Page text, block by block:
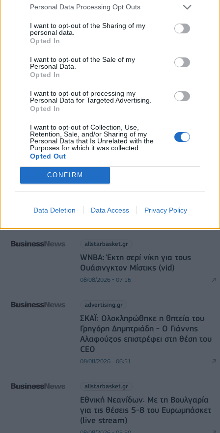
Personal Data Processing Opt Outs
I want to opt-out of the Sharing of my
personal data.
Opted In
I want to opt-out of the Sale of my
Personal Data.
Opted In
I want to opt-out of processing my
Personal Data for Targeted Advertising.
Opted In
I want to opt-out of Collection, Use,
Retention, Sale, and/or Sharing of my
Personal Data that Is Unrelated with the
Purposes for which it was collected.
Opted Out
CONFIRM
Data Deletion Data Access Privacy Policy
Χρηματιστήριο: Στις 2.618,95 μονάδες ο Γενικός
07/08/2026 - 13:07
των Ευρωπαίων ταξιδιωτών
07/08/2026 - 10:56
Χρηματιστήριο: Στις 2.623,19 μονάδες ο Γενικός
Δείκτης Τιμών, με άνοδο 0,57%
Χρηματιστήριο: Στις 2.606,72 μονάδες ο Γενικός
Δείκτης Τιμών, με οριακή πτώση 0,07%
07/08/2026 - 11:38
allstarbasket.gr
WNBA: Έκτη σερί νίκη για τους
Ουάσινγκτον Μίστικς (vid)
08/08/2026 - 07:16
advertising.gr
ΣΚΑΪ: Ολοκληρώθηκε η θητεία του
Γρηγόρη Δημητριάδη - Ο Γιάννης
Αλαφούζος επιστρέφει στη θέση του
CEO
08/08/2026 - 06:51
allstarbasket.gr
Εθνική Νεανίδων: Με τη Βουλγαρία
για τις θέσεις 5-8 του Ευρωμπάσκετ
(live stream)